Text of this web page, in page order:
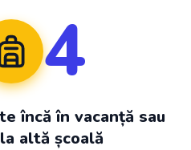
4
încă în vacanță sau
altă școală